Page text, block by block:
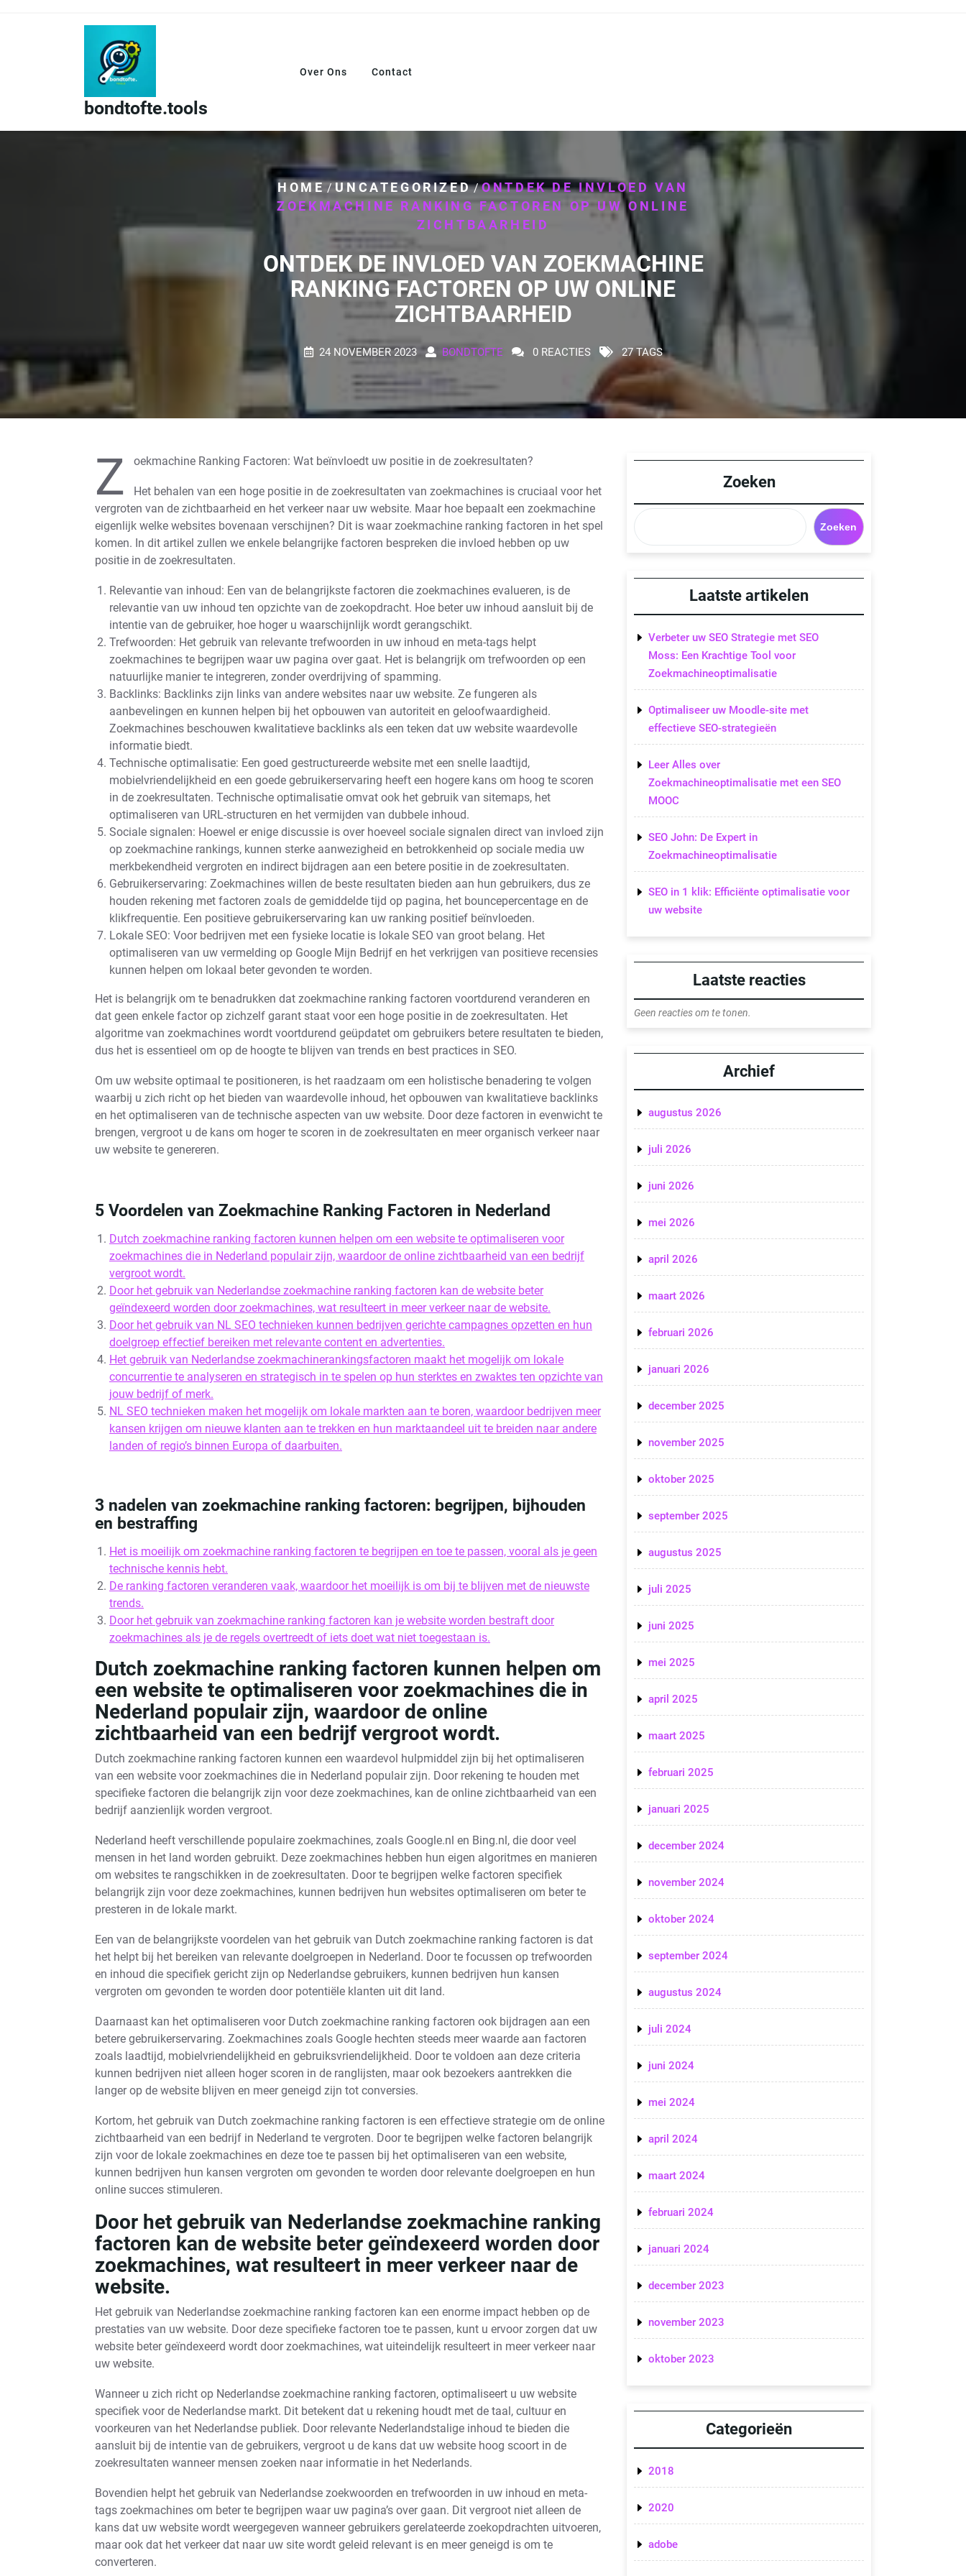
bondtofte.tools
Over Ons Contact
HOME / UNCATEGORIZED/ONTDEK DE INVLOED VAN
ZOEKMACHINE RANKING FACTOREN OP UW ONLINE
ZICHTBAARHEID
ONTDEK DE INVLOED VAN ZOEKMACHINE
RANKING FACTOREN OP UW ONLINE
ZICHTBAARHEID
24 NOVEMBER 2023 BONDTOFTE 0 REACTIES 27 TAGS
Z oekmachine Ranking Factoren: Wat beïnvloedt uw positie in de zoekresultaten?
Het behalen van een hoge positie in de zoekresultaten van zoekmachines is cruciaal voor het
vergroten van de zichtbaarheid en het verkeer naar uw website. Maar hoe bepaalt een zoekmachine
eigenlijk welke websites bovenaan verschijnen? Dit is waar zoekmachine ranking factoren in het spel
komen. In dit artikel zullen we enkele belangrijke factoren bespreken die invloed hebben op uw
positie in de zoekresultaten.
Relevantie van inhoud: Een van de belangrijkste factoren die zoekmachines evalueren, is de
relevantie van uw inhoud ten opzichte van de zoekopdracht. Hoe beter uw inhoud aansluit bij de
intentie van de gebruiker, hoe hoger u waarschijnlijk wordt gerangschikt.
Trefwoorden: Het gebruik van relevante trefwoorden in uw inhoud en meta-tags helpt
zoekmachines te begrijpen waar uw pagina over gaat. Het is belangrijk om trefwoorden op een
natuurlijke manier te integreren, zonder overdrijving of spamming.
Backlinks: Backlinks zijn links van andere websites naar uw website. Ze fungeren als
aanbevelingen en kunnen helpen bij het opbouwen van autoriteit en geloofwaardigheid.
Zoekmachines beschouwen kwalitatieve backlinks als een teken dat uw website waardevolle
informatie biedt.
Technische optimalisatie: Een goed gestructureerde website met een snelle laadtijd,
mobielvriendelijkheid en een goede gebruikerservaring heeft een hogere kans om hoog te scoren
in de zoekresultaten. Technische optimalisatie omvat ook het gebruik van sitemaps, het
optimaliseren van URL-structuren en het vermijden van dubbele inhoud.
Sociale signalen: Hoewel er enige discussie is over hoeveel sociale signalen direct van invloed zijn
op zoekmachine rankings, kunnen sterke aanwezigheid en betrokkenheid op sociale media uw
merkbekendheid vergroten en indirect bijdragen aan een betere positie in de zoekresultaten.
Gebruikerservaring: Zoekmachines willen de beste resultaten bieden aan hun gebruikers, dus ze
houden rekening met factoren zoals de gemiddelde tijd op pagina, het bouncepercentage en de
klikfrequentie. Een positieve gebruikerservaring kan uw ranking positief beïnvloeden.
Lokale SEO: Voor bedrijven met een fysieke locatie is lokale SEO van groot belang. Het
optimaliseren van uw vermelding op Google Mijn Bedrijf en het verkrijgen van positieve recensies
kunnen helpen om lokaal beter gevonden te worden.
Het is belangrijk om te benadrukken dat zoekmachine ranking factoren voortdurend veranderen en
dat geen enkele factor op zichzelf garant staat voor een hoge positie in de zoekresultaten. Het
algoritme van zoekmachines wordt voortdurend geüpdatet om gebruikers betere resultaten te bieden,
dus het is essentieel om op de hoogte te blijven van trends en best practices in SEO.
Om uw website optimaal te positioneren, is het raadzaam om een holistische benadering te volgen
waarbij u zich richt op het bieden van waardevolle inhoud, het opbouwen van kwalitatieve backlinks
en het optimaliseren van de technische aspecten van uw website. Door deze factoren in evenwicht te
brengen, vergroot u de kans om hoger te scoren in de zoekresultaten en meer organisch verkeer naar
uw website te genereren.
5 Voordelen van Zoekmachine Ranking Factoren in Nederland
Dutch zoekmachine ranking factoren kunnen helpen om een website te optimaliseren voor
zoekmachines die in Nederland populair zijn, waardoor de online zichtbaarheid van een bedrijf
vergroot wordt.
Door het gebruik van Nederlandse zoekmachine ranking factoren kan de website beter
geïndexeerd worden door zoekmachines, wat resulteert in meer verkeer naar de website.
Door het gebruik van NL SEO technieken kunnen bedrijven gerichte campagnes opzetten en hun
doelgroep effectief bereiken met relevante content en advertenties.
Het gebruik van Nederlandse zoekmachinerankingsfactoren maakt het mogelijk om lokale
concurrentie te analyseren en strategisch in te spelen op hun sterktes en zwaktes ten opzichte van
jouw bedrijf of merk.
NL SEO technieken maken het mogelijk om lokale markten aan te boren, waardoor bedrijven meer
kansen krijgen om nieuwe klanten aan te trekken en hun marktaandeel uit te breiden naar andere
landen of regio’s binnen Europa of daarbuiten.
3 nadelen van zoekmachine ranking factoren: begrijpen, bijhouden
en bestraffing
Het is moeilijk om zoekmachine ranking factoren te begrijpen en toe te passen, vooral als je geen
technische kennis hebt.
De ranking factoren veranderen vaak, waardoor het moeilijk is om bij te blijven met de nieuwste
trends.
Door het gebruik van zoekmachine ranking factoren kan je website worden bestraft door
zoekmachines als je de regels overtreedt of iets doet wat niet toegestaan is.
Dutch zoekmachine ranking factoren kunnen helpen om
een website te optimaliseren voor zoekmachines die in
Nederland populair zijn, waardoor de online
zichtbaarheid van een bedrijf vergroot wordt.
Dutch zoekmachine ranking factoren kunnen een waardevol hulpmiddel zijn bij het optimaliseren
van een website voor zoekmachines die in Nederland populair zijn. Door rekening te houden met
specifieke factoren die belangrijk zijn voor deze zoekmachines, kan de online zichtbaarheid van een
bedrijf aanzienlijk worden vergroot.
Nederland heeft verschillende populaire zoekmachines, zoals Google.nl en Bing.nl, die door veel
mensen in het land worden gebruikt. Deze zoekmachines hebben hun eigen algoritmes en manieren
om websites te rangschikken in de zoekresultaten. Door te begrijpen welke factoren specifiek
belangrijk zijn voor deze zoekmachines, kunnen bedrijven hun websites optimaliseren om beter te
presteren in de lokale markt.
Een van de belangrijkste voordelen van het gebruik van Dutch zoekmachine ranking factoren is dat
het helpt bij het bereiken van relevante doelgroepen in Nederland. Door te focussen op trefwoorden
en inhoud die specifiek gericht zijn op Nederlandse gebruikers, kunnen bedrijven hun kansen
vergroten om gevonden te worden door potentiële klanten uit dit land.
Daarnaast kan het optimaliseren voor Dutch zoekmachine ranking factoren ook bijdragen aan een
betere gebruikerservaring. Zoekmachines zoals Google hechten steeds meer waarde aan factoren
zoals laadtijd, mobielvriendelijkheid en gebruiksvriendelijkheid. Door te voldoen aan deze criteria
kunnen bedrijven niet alleen hoger scoren in de ranglijsten, maar ook bezoekers aantrekken die
langer op de website blijven en meer geneigd zijn tot conversies.
Kortom, het gebruik van Dutch zoekmachine ranking factoren is een effectieve strategie om de online
zichtbaarheid van een bedrijf in Nederland te vergroten. Door te begrijpen welke factoren belangrijk
zijn voor de lokale zoekmachines en deze toe te passen bij het optimaliseren van een website,
kunnen bedrijven hun kansen vergroten om gevonden te worden door relevante doelgroepen en hun
online succes stimuleren.
Door het gebruik van Nederlandse zoekmachine ranking
factoren kan de website beter geïndexeerd worden door
zoekmachines, wat resulteert in meer verkeer naar de
website.
Het gebruik van Nederlandse zoekmachine ranking factoren kan een enorme impact hebben op de
prestaties van uw website. Door deze specifieke factoren toe te passen, kunt u ervoor zorgen dat uw
website beter geïndexeerd wordt door zoekmachines, wat uiteindelijk resulteert in meer verkeer naar
uw website.
Wanneer u zich richt op Nederlandse zoekmachine ranking factoren, optimaliseert u uw website
specifiek voor de Nederlandse markt. Dit betekent dat u rekening houdt met de taal, cultuur en
voorkeuren van het Nederlandse publiek. Door relevante Nederlandstalige inhoud te bieden die
aansluit bij de intentie van de gebruikers, vergroot u de kans dat uw website hoog scoort in de
zoekresultaten wanneer mensen zoeken naar informatie in het Nederlands.
Bovendien helpt het gebruik van Nederlandse zoekwoorden en trefwoorden in uw inhoud en meta-
tags zoekmachines om beter te begrijpen waar uw pagina’s over gaan. Dit vergroot niet alleen de
kans dat uw website wordt weergegeven wanneer gebruikers gerelateerde zoekopdrachten uitvoeren,
maar ook dat het verkeer dat naar uw site wordt geleid relevant is en meer geneigd is om te
converteren.
Zoeken
Zoeken
Laatste artikelen
Verbeter uw SEO Strategie met SEO
Moss: Een Krachtige Tool voor
Zoekmachineoptimalisatie
Optimaliseer uw Moodle-site met
effectieve SEO-strategieën
Leer Alles over
Zoekmachineoptimalisatie met een SEO
MOOC
SEO John: De Expert in
Zoekmachineoptimalisatie
SEO in 1 klik: Efficiënte optimalisatie voor
uw website
Laatste reacties
Geen reacties om te tonen.
Archief
augustus 2026
juli 2026
juni 2026
mei 2026
april 2026
maart 2026
februari 2026
januari 2026
december 2025
november 2025
oktober 2025
september 2025
augustus 2025
juli 2025
juni 2025
mei 2025
april 2025
maart 2025
februari 2025
januari 2025
december 2024
november 2024
oktober 2024
september 2024
augustus 2024
juli 2024
juni 2024
mei 2024
april 2024
maart 2024
februari 2024
januari 2024
december 2023
november 2023
oktober 2023
Categorieën
2018
2020
adobe